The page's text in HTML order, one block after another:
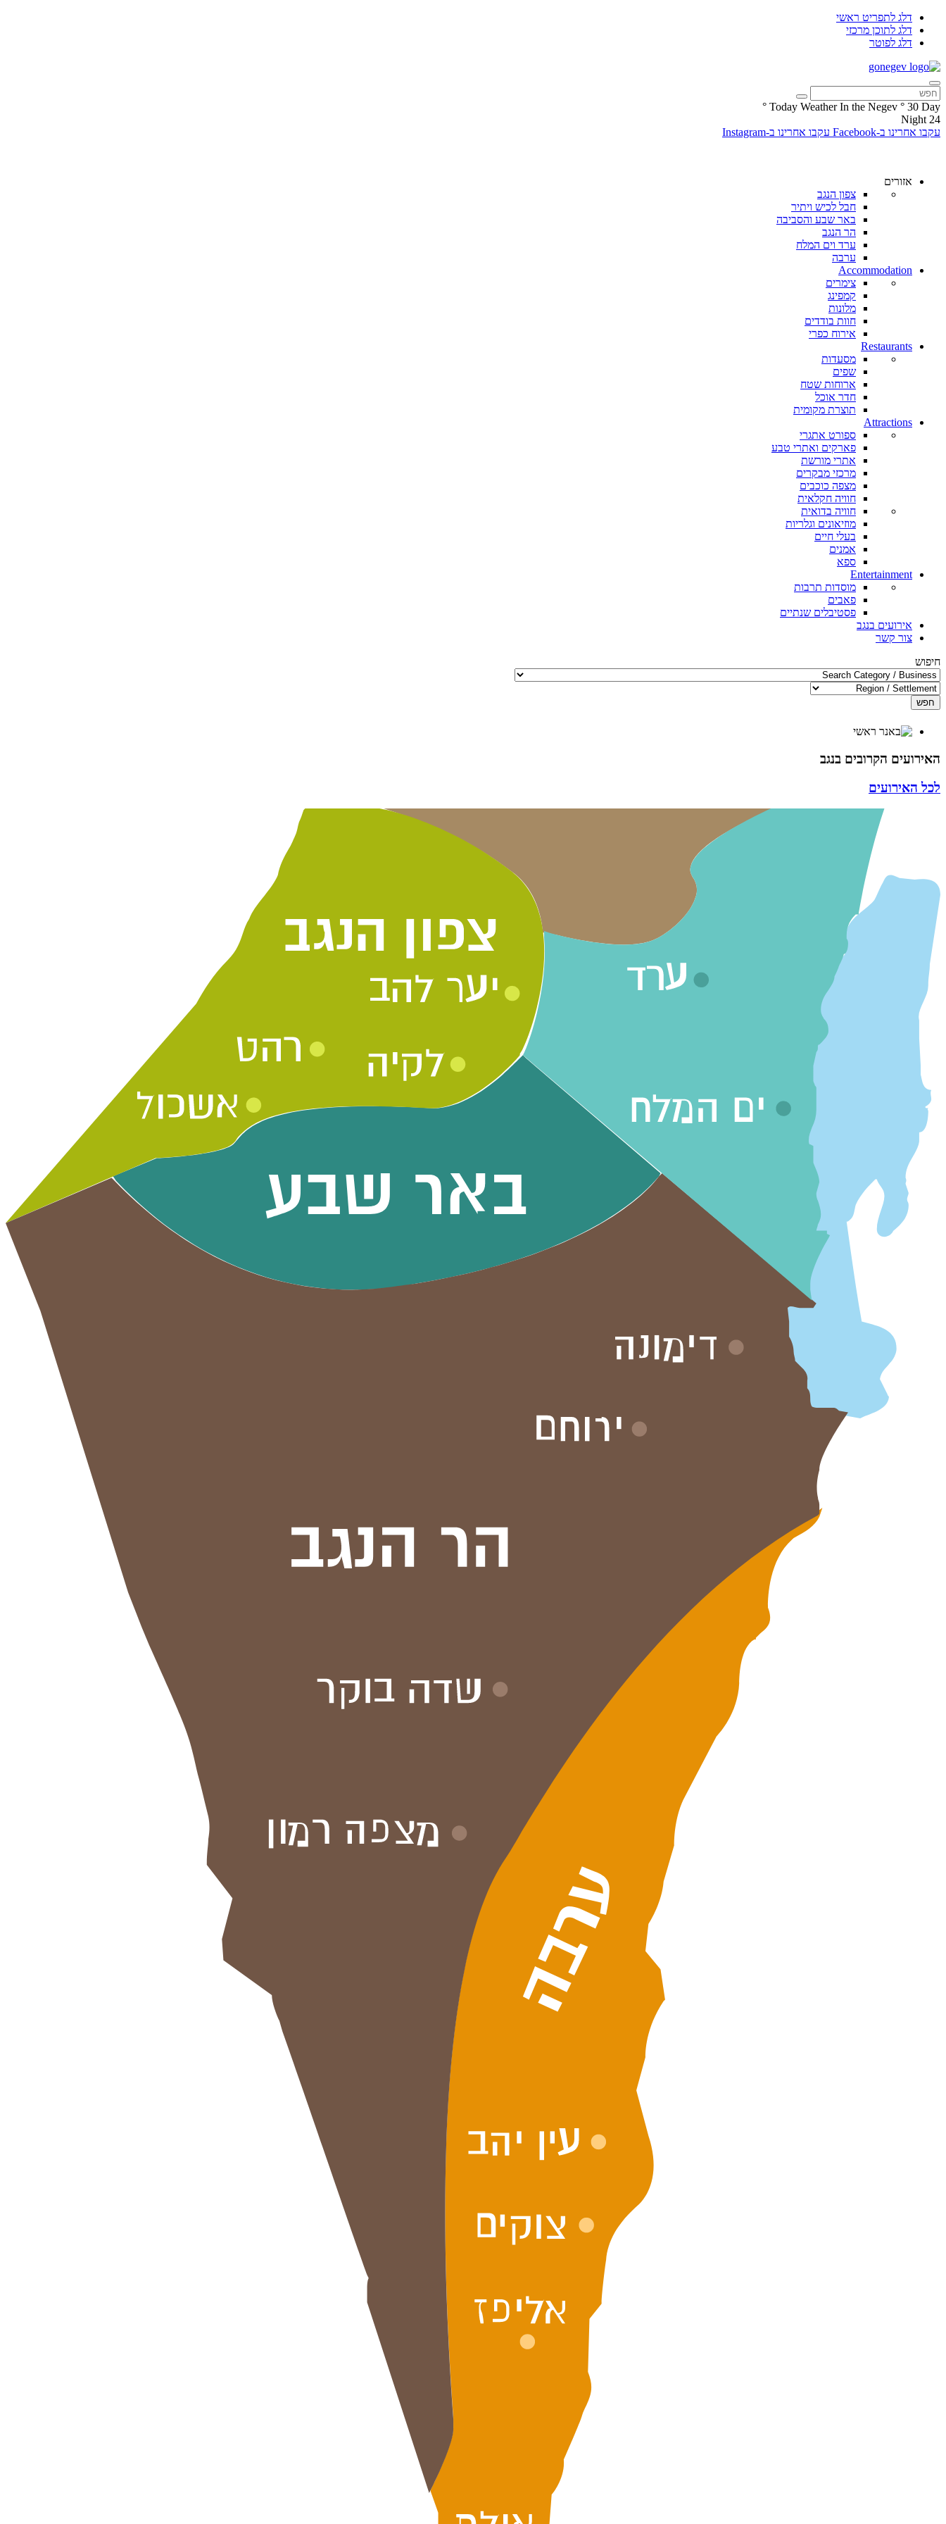
דלג לתפריט ראשי
דלג לתוכן מרכזי
דלג לפוטר
Today Weather In the Negev ° 30 Day
°
24
Night
עקבו אחרינו ב-Facebook
עקבו אחרינו ב-Instagram
אזורים
צפון הנגב
חבל לכיש ויתיר
באר שבע והסביבה
הר הנגב
ערד וים המלח
ערבה
Accommodation
צימרים
קמפינג
מלונות
חוות בודדים
אירוח כפרי
Restaurants
מסעדות
שפים
ארוחות שטח
חדר אוכל
תוצרת מקומית
Attractions
ספורט אתגרי
פארקים ואתרי טבע
אתרי מורשת
מרכזי מבקרים
מצפה כוכבים
חוויה חקלאית
חוויה בדואית
מוזיאונים וגלריות
בעלי חיים
אמנים
ספא
Entertainment
מוסדות תרבות
פאבים
פסטיבלים שנתיים
אירועים בנגב
צור קשר
חיפוש
חפש
האירועים הקרובים בנגב
לכל האירועים